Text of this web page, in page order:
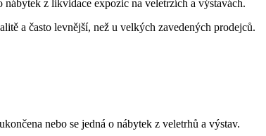
z likvidace expozic na veletrzích a výstavách.
a často levnější, než u velkých zavedených prodejců.
nebo se jedná o nábytek z veletrhů a výstav.